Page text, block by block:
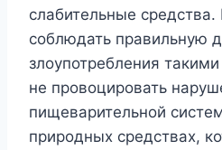
слабительные
соблюдать правильную
злоупотребления
не провоцировать
пищеварительной
природных средствах,